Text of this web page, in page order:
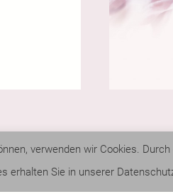
verwenden wir Cookies.
erhalten Sie in unserer